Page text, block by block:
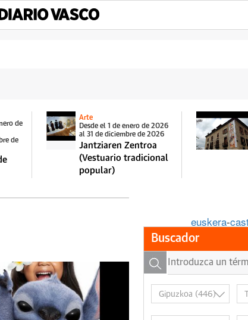
de
de
Arte
Desde el 1 de enero de 2026
al 31 de diciembre de 2026
Jantziaren Zentroa
(Vestuario tradicional
popular)
euskera-
Buscador